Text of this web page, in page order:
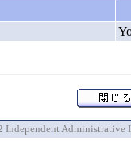
Independent Administrative